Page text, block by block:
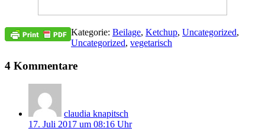
Kategorie: Beilage, Ketchup, Uncategorized,
Uncategorized, vegetarisch
4 Kommentare
claudia knapitsch
17. Juli 2017 um 08:16 Uhr